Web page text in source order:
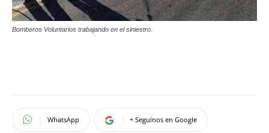
Bomberos Voluntarios trabajando en el siniestro.
WhatsApp + Seguinos en Google